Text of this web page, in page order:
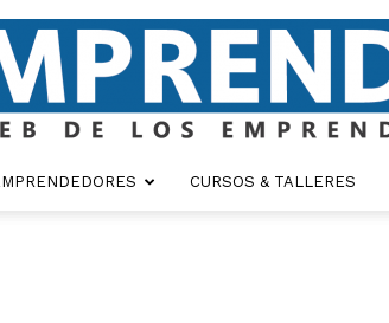
CURSOS & TALLERES